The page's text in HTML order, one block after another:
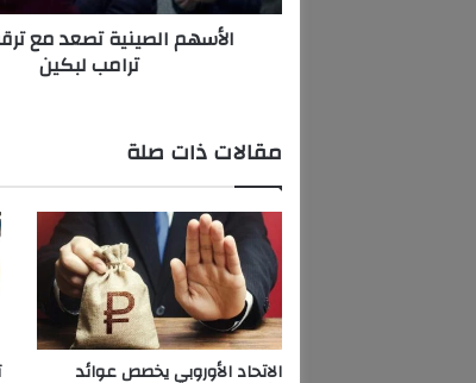
ص
ص
ع
د
ع
ت
ق
ب
الأسهم الصينية تصعد مع
ترامب لبكين
مقالات ذات صلة
الاتحاد الأوروبي يخصص عوائد